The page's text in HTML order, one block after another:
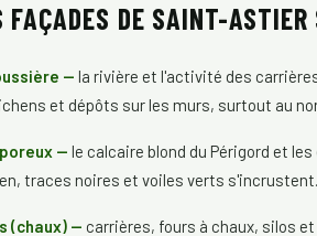
FAÇADES DE SAINT-
— la rivière et l'activité des
et dépôts sur les murs, surtout au
— le calcaire blond du Périgord et
traces noires et voiles verts s'incrustent.
(chaux) — carrières, fours à chaux, silos